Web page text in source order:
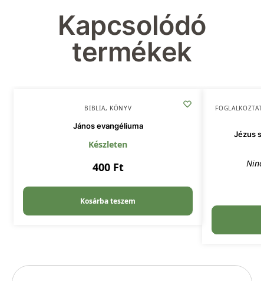
Kapcsolódó
termékek
BIBLIA, KÖNYV
János evangéliuma
Készleten
400 Ft
Kosárba teszem
Jézus